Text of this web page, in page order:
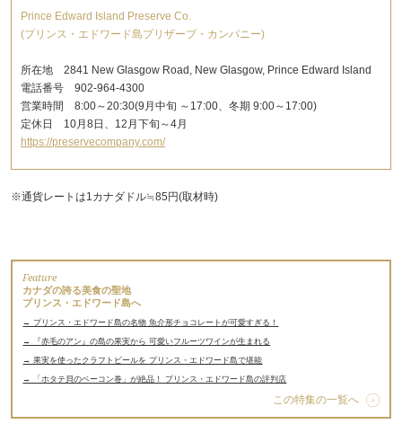
Prince Edward Island Preserve Co.
(プリンス・エドワード島プリザーブ・カンパニー)
所在地 2841 New Glasgow Road, New Glasgow, Prince Edward Island
電話番号 902-964-4300
営業時間 8:00～20:30(9月中旬 ～17:00、冬期 9:00～17:00)
定休日 10月8日、12月下旬～4月
https://preservecompany.com/
※通貨レートは1カナダドル≒85円(取材時)
Feature
カナダの誇る美食の聖地
プリンス・エドワード島へ
→ プリンス・エドワード島の名物 魚介形チョコレートが可愛すぎる！
→ 『赤毛のアン』の島の果実から 可愛いフルーツワインが生まれる
→ 果実を使ったクラフトビールを プリンス・エドワード島で堪能
→ 「ホタテ貝のベーコン巻」が絶品！ プリンス・エドワード島の評判店
この特集の一覧へ